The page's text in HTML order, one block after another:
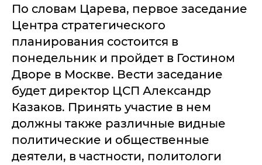
По словам Царева, первое заседание
Центра стратегического
планирования состоится в
понедельник и пройдет в Гостином
Дворе в Москве. Вести заседание
будет директор ЦСП Александр
Казаков. Принять участие в нем
должны также различные видные
политические и общественные
деятели, в частности, политологи